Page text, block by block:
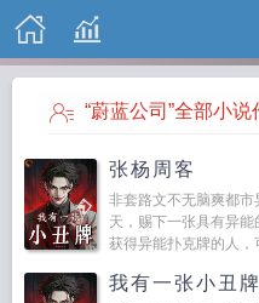
“蔚蓝公司”全部小说
张杨周客
非套路文不无脑爽都
天，赐下一张具有异
获得异能扑克牌的人
我有一张小丑牌